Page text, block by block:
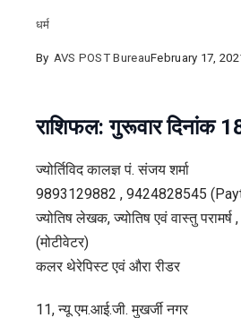
धर्म
By AVS POST BureauFebruary 17,
राशिफल: गुरूवार दिनांक
ज्योर्तिविद कालज्ञ पं. संजय शर्मा
9893129882 , 9424828545
ज्योतिष लेखक, ज्योतिष एवं वास्तु परामर्ष
(मोटीवेटर)
कलर थेरेपिस्ट एवं औरा रीडर
11, न्यू एम.आई.जी. मुखर्जी नगर